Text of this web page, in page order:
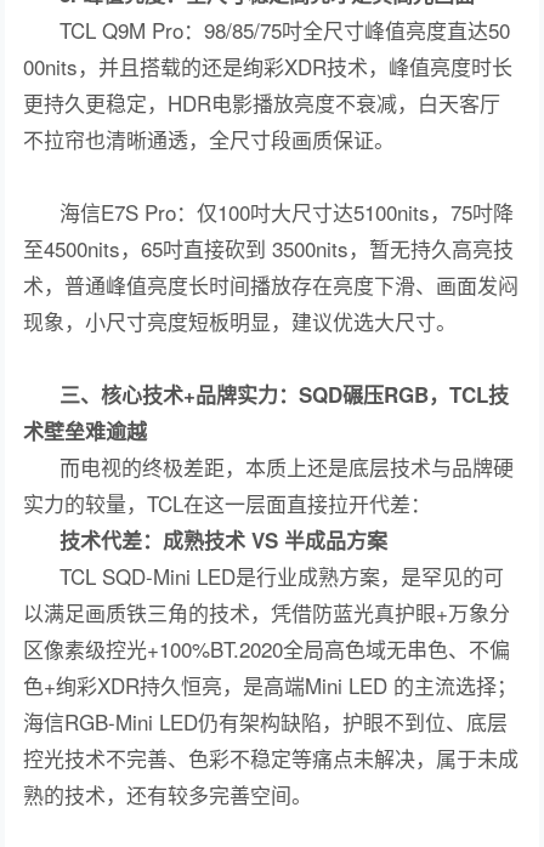
TCL Q9M Pro：98/85/75吋全尺寸峰值亮度直达50
00nits，并且搭载的还是绚彩XDR技术，峰值亮度时长
更持久更稳定，HDR电影播放亮度不衰减，白天客厅
不拉帘也清晰通透，全尺寸段画质保证。
海信E7S Pro：仅100吋大尺寸达5100nits，75吋降
至4500nits，65吋直接砍到 3500nits，暂无持久高亮技
术，普通峰值亮度长时间播放存在亮度下滑、画面发闷
现象，小尺寸亮度短板明显，建议优选大尺寸。
三、核心技术+品牌实力：SQD碾压RGB，TCL技
术壁垒难逾越
而电视的终极差距，本质上还是底层技术与品牌硬
实力的较量，TCL在这一层面直接拉开代差：
技术代差：成熟技术 VS 半成品方案
TCL SQD-Mini LED是行业成熟方案，是罕见的可
以满足画质铁三角的技术，凭借防蓝光真护眼+万象分
区像素级控光+100%BT.2020全局高色域无串色、不偏
色+绚彩XDR持久恒亮，是高端Mini LED 的主流选择；
海信RGB-Mini LED仍有架构缺陷，护眼不到位、底层
控光技术不完善、色彩不稳定等痛点未解决，属于未成
熟的技术，还有较多完善空间。